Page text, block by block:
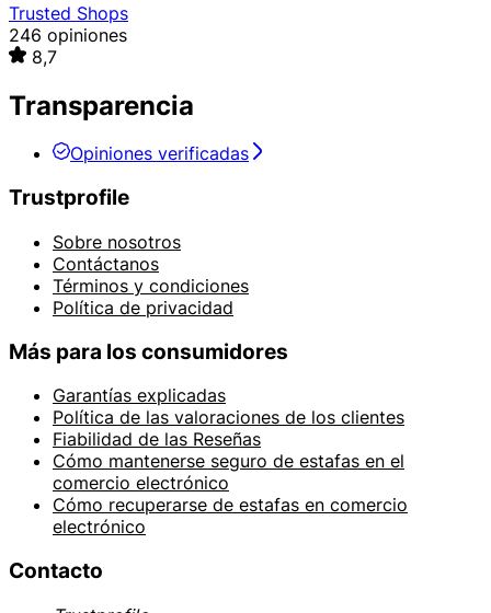
Trusted Shops
246 opiniones
8,7
Transparencia
Opiniones verificadas
Trustprofile
Sobre nosotros
Contáctanos
Términos y condiciones
Política de privacidad
Más para los consumidores
Garantías explicadas
Política de las valoraciones de los clientes
Fiabilidad de las Reseñas
Cómo mantenerse seguro de estafas en el
comercio electrónico
Cómo recuperarse de estafas en comercio
electrónico
Contacto